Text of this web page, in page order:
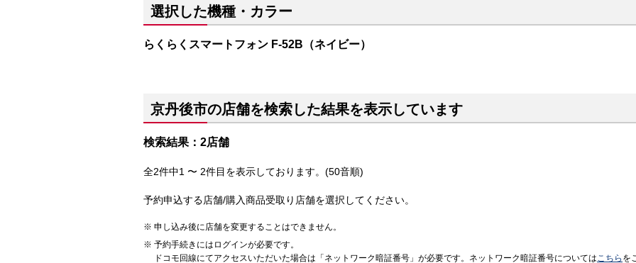
選択した機種・カラー
らくらくスマートフォン F-52B（ネイビー）
京丹後市の店舗を検索した結果を表示しています
検索結果：2店舗
全2件中1 〜 2件目を表示しております。(50音順)
予約申込する店舗/購入商品受取り店舗を選択してください。
申し込み後に店舗を変更することはできません。
予約手続きにはログインが必要です。
ドコモ回線にてアクセスいただいた場合は「ネットワーク暗証番号」が必要です。ネットワーク暗証番号についてはこちら を